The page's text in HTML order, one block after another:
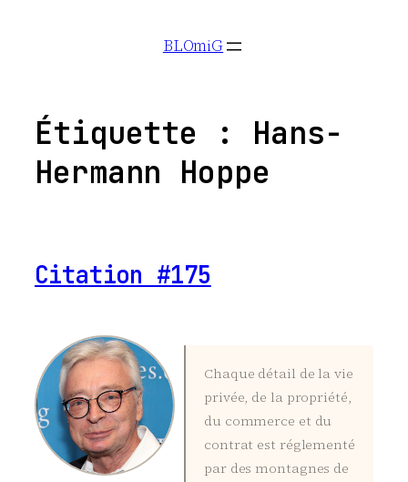
BLOmiG
Étiquette : Hans-
Hermann Hoppe
Citation #175
Chaque détail de la vie
privée, de la propriété,
du commerce et du
contrat est réglementé
par des montagnes de